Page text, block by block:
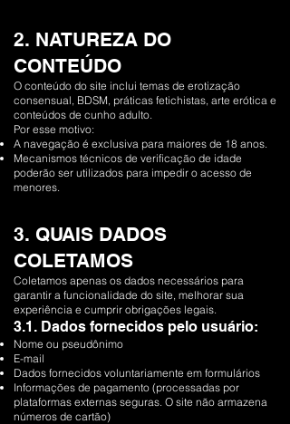
2. NATUREZA DO
CONTEÚDO
O conteúdo do site inclui temas de erotização
consensual, BDSM, práticas fetichistas, arte erótica e
conteúdos de cunho adulto.
Por esse motivo:
A navegação é exclusiva para maiores de 18 anos.
Mecanismos técnicos de verificação de idade
poderão ser utilizados para impedir o acesso de
menores.
3. QUAIS DADOS
COLETAMOS
Coletamos apenas os dados necessários para
garantir a funcionalidade do site, melhorar sua
experiência e cumprir obrigações legais.
3.1. Dados fornecidos pelo usuário:
Nome ou pseudônimo
E-mail
Dados fornecidos voluntariamente em formulários
Informações de pagamento (processadas por
plataformas externas seguras. O site não armazena
números de cartão)